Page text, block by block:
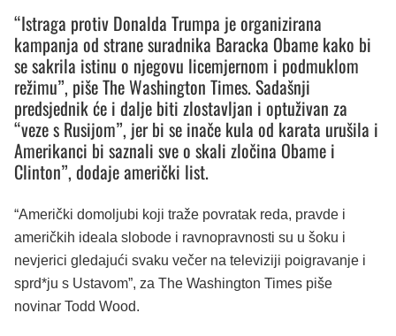
“Istraga protiv Donalda Trumpa je organizirana
kampanja od strane suradnika Baracka Obame kako bi
se sakrila istinu o njegovu licemjernom i podmuklom
režimu”, piše The Washington Times. Sadašnji
predsjednik će i dalje biti zlostavljan i optuživan za
“veze s Rusijom”, jer bi se inače kula od karata urušila i
Amerikanci bi saznali sve o skali zločina Obame i
Clinton”, dodaje američki list.
“Američki domoljubi koji traže povratak reda, pravde i
američkih ideala slobode i ravnopravnosti su u šoku i
nevjerici gledajući svaku večer na televiziji poigravanje i
sprd*ju s Ustavom”, za The Washington Times piše
novinar Todd Wood.